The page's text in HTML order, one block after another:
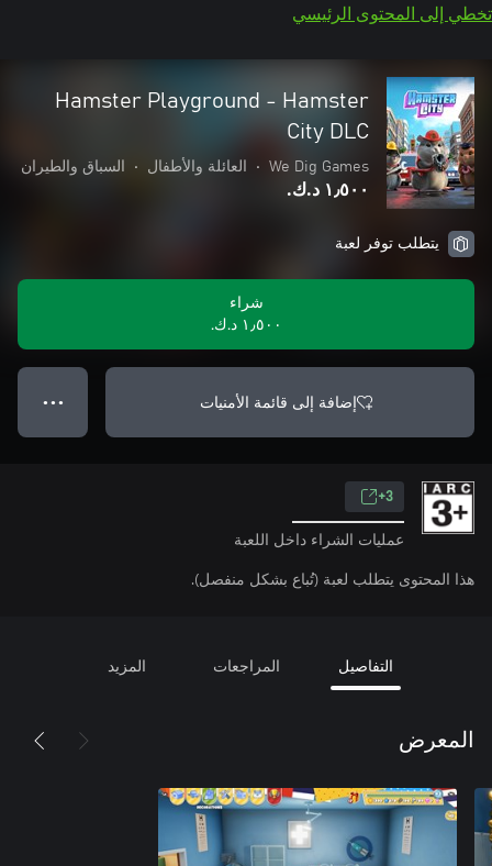
تخطي إلى المحتوى الرئيسي
Hamster Playground - Hamster
City DLC
We Dig Games
• العائلة والأطفال • السباق والطيران
١٫٥٠٠ د.ك.‏
يتطلب توفر لعبة
شراء
١٫٥٠٠ د.ك.‏
إضافة إلى قائمة الأمنيات ● ● ●
3+
عمليات الشراء داخل اللعبة
هذا المحتوى يتطلب لعبة (تُباع بشكل منفصل).
التفاصيل المراجعات المزيد
المعرض